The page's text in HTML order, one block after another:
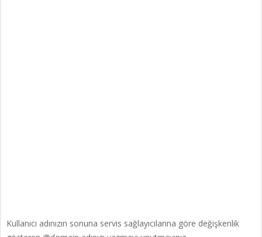
Kullanıcı adınızın sonuna servis sağlayıcılarına göre değişkenlik